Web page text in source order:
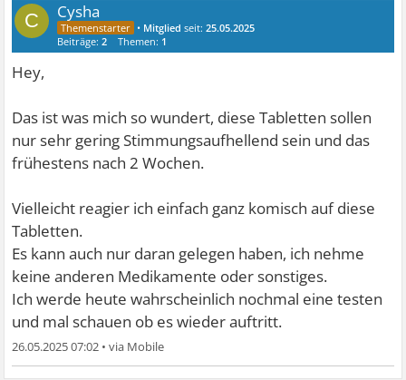
C Cysha
• Mitglied seit:25.05.2025
Beiträge:2 Themen: 1
Hey,
Das ist was mich so wundert, diese Tabletten sollen
nur sehr gering Stimmungsaufhellend sein und das
frühestens nach 2 Wochen.
Vielleicht reagier ich einfach ganz komisch auf diese
Tabletten.
Es kann auch nur daran gelegen haben, ich nehme
keine anderen Medikamente oder sonstiges.
Ich werde heute wahrscheinlich nochmal eine testen
und mal schauen ob es wieder auftritt.
26.05.2025 07:02 •